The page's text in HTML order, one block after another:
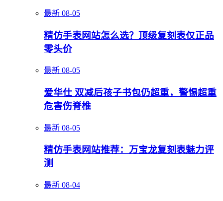
最新 08-05
精仿手表网站怎么选？顶级复刻表仅正品
零头价
最新 08-05
爱华仕 双减后孩子书包仍超重，警惕超重
危害伤脊椎
最新 08-05
精仿手表网站推荐：万宝龙复刻表魅力评
测
最新 08-04